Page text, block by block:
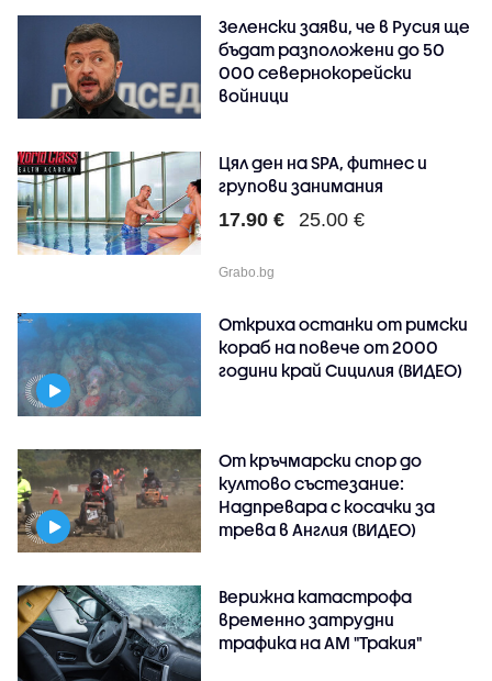
Зеленски заяви, че в Русия ще
бъдат разположени до 50
000 севернокорейски
войници
Цял ден на SPA, фитнес и
групови занимания
17.90 € 25.00 €
Grabo.bg
Откриха останки от римски
кораб на повече от 2000
години край Сицилия (ВИДЕО)
От кръчмарски спор до
култово състезание:
Надпревара с косачки за
трева в Англия (ВИДЕО)
Верижна катастрофа
временно затрудни
трафика на АМ "Тракия"